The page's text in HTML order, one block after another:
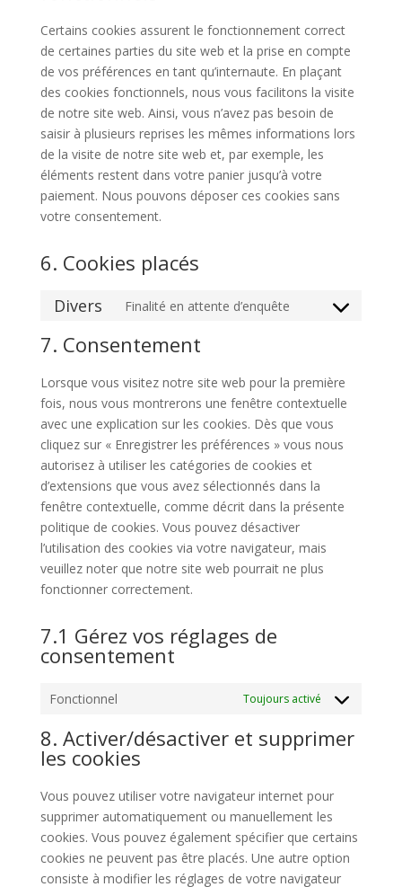
Certains cookies assurent le fonctionnement correct
de certaines parties du site web et la prise en compte
de vos préférences en tant qu’internaute. En plaçant
des cookies fonctionnels, nous vous facilitons la visite
de notre site web. Ainsi, vous n’avez pas besoin de
saisir à plusieurs reprises les mêmes informations lors
de la visite de notre site web et, par exemple, les
éléments restent dans votre panier jusqu’à votre
paiement. Nous pouvons déposer ces cookies sans
votre consentement.
6. Cookies placés
Divers Finalité en attente d’enquête
Consent
divers
7. Consentement
Lorsque vous visitez notre site web pour la première
fois, nous vous montrerons une fenêtre contextuelle
avec une explication sur les cookies. Dès que vous
cliquez sur « Enregistrer les préférences » vous nous
autorisez à utiliser les catégories de cookies et
d’extensions que vous avez sélectionnés dans la
fenêtre contextuelle, comme décrit dans la présente
politique de cookies. Vous pouvez désactiver
l’utilisation des cookies via votre navigateur, mais
veuillez noter que notre site web pourrait ne plus
fonctionner correctement.
7.1 Gérez vos réglages de
consentement
Fonctionnel Toujours activé
8. Activer/désactiver et supprimer
les cookies
Vous pouvez utiliser votre navigateur internet pour
supprimer automatiquement ou manuellement les
cookies. Vous pouvez également spécifier que certains
cookies ne peuvent pas être placés. Une autre option
consiste à modifier les réglages de votre navigateur